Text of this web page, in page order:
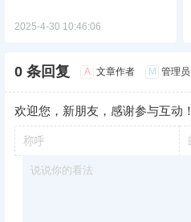
2025-4-30 10:46:06
0 条回复 A 文章作者 M 管理员
欢迎您，新朋友，感谢参与互动！